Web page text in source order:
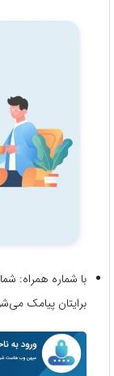
با شماره همراه:
برایتان پیامک